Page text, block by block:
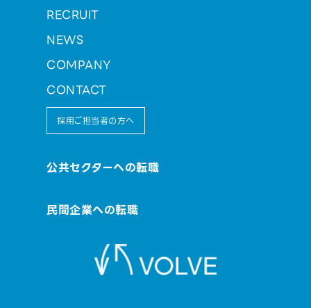
RECRUIT
NEWS
COMPANY
CONTACT
採用ご担当者の方へ
公共セクターへの転職
民間企業への転職